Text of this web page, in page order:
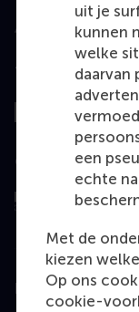
uit je
kunnen
welke
daarvan
een
echte
Met de
kiezen
Op ons
cookie-
Top
Geëvalueerd
Education